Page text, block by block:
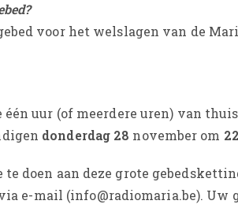
voor het welslagen van de
één uur (of meerdere uren) van
donderdag 28 november om
te doen aan deze grote
e-mail (info@radiomaria.be).